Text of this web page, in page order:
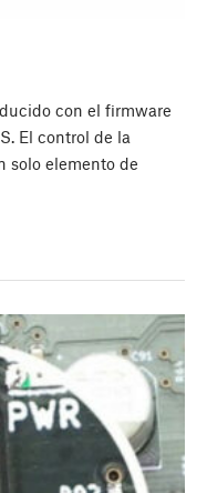
con el firmware
El control de la
solo elemento de